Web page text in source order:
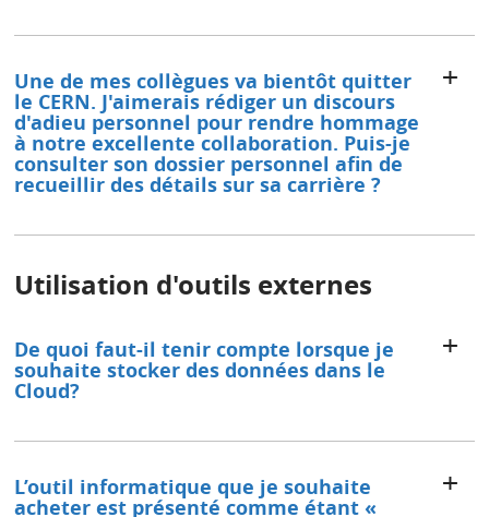
Une de mes collègues va bientôt quitter
le CERN. J'aimerais rédiger un discours
d'adieu personnel pour rendre hommage
à notre excellente collaboration. Puis-je
consulter son dossier personnel afin de
recueillir des détails sur sa carrière ?
Utilisation d'outils externes
De quoi faut-il tenir compte lorsque je
souhaite stocker des données dans le
Cloud?
L’outil informatique que je souhaite
acheter est présenté comme étant «